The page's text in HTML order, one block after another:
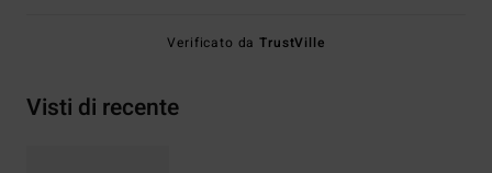
Verificato daTrustVille
Visti di recente